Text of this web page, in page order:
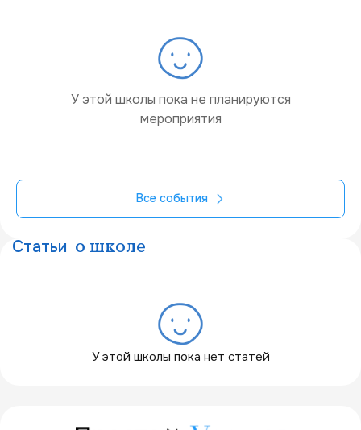
У этой школы пока не планируются
мероприятия
Все события
Статьи о школе
У этой школы пока нет статей